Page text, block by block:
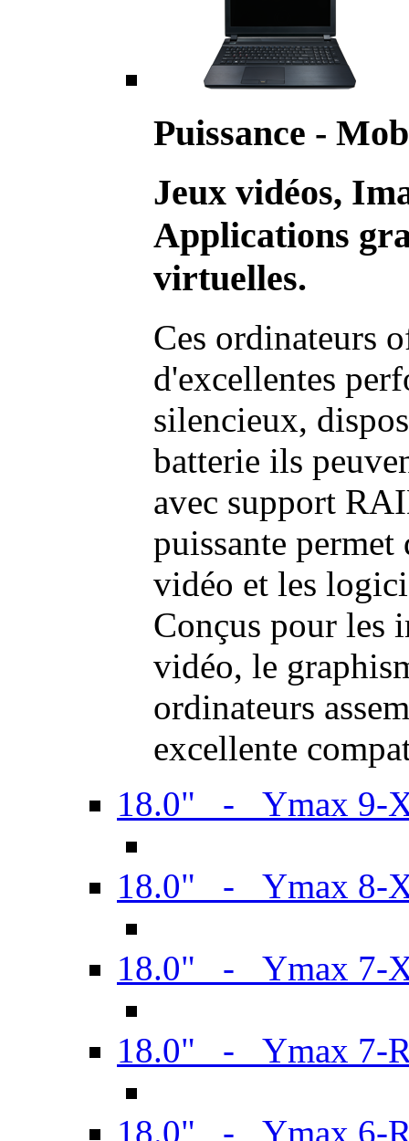
Puissance -
Jeux vidéos,
Applications
virtuelles.
Ces ordinateurs
d'excellentes
silencieux,
batterie ils
avec support
puissante permet
vidéo et les
Conçus pour les
vidéo, le
ordinateurs
excellente
18.0" - Ymax 9-
18.0" - Ymax 8-
18.0" - Ymax 7-
18.0" - Ymax 7-
18.0" - Ymax 6-